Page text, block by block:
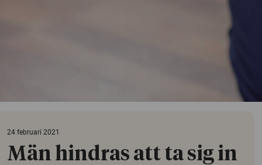
24 februari 2021
Män hindras att ta sig in